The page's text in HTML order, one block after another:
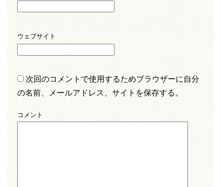
ウェブサイト
次回のコメントで使用するためブラウザーに自分
の名前、メールアドレス、サイトを保存する。
コメント